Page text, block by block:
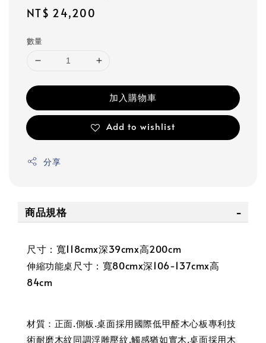
Regular
NT$ 24,200
數量
加入購物車
Add to wishlist
分享
商品規格
尺寸：寬118cmx深39cmx高200cm
伸縮功能桌尺寸：寬80cmx深106-137cmx高
84cm
材質：正面.側板.桌面採用國際低甲醛木心板專利技
術耐磨木紋同調浮雕壓紋.觸感猶如實木.桌面採用木